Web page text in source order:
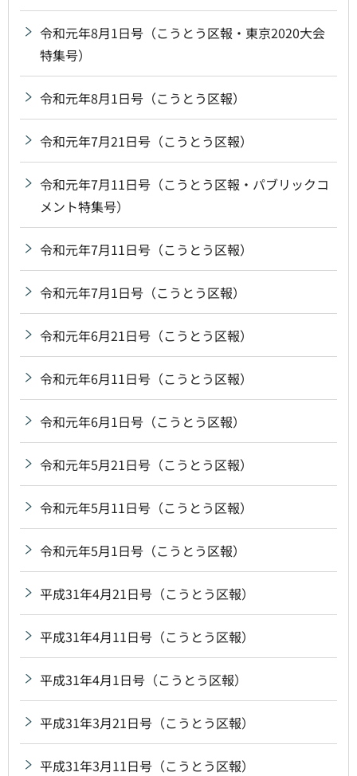
令和元年8月1日号（こうとう区報・東京2020大会
特集号）
令和元年8月1日号（こうとう区報）
令和元年7月21日号（こうとう区報）
令和元年7月11日号（こうとう区報・パブリックコ
メント特集号）
令和元年7月11日号（こうとう区報）
令和元年7月1日号（こうとう区報）
令和元年6月21日号（こうとう区報）
令和元年6月11日号（こうとう区報）
令和元年6月1日号（こうとう区報）
令和元年5月21日号（こうとう区報）
令和元年5月11日号（こうとう区報）
令和元年5月1日号（こうとう区報）
平成31年4月21日号（こうとう区報）
平成31年4月11日号（こうとう区報）
平成31年4月1日号（こうとう区報）
平成31年3月21日号（こうとう区報）
平成31年3月11日号（こうとう区報）